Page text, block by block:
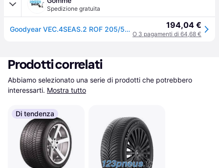
Spedizione gratuita
Goodyear VEC.4SEAS.2 ROF 205/55 VR16 91 V Run Flat 4 Stagioni 194,04 €
O 3 pagamenti di 64,68 €
Prodotti correlati
Abbiamo selezionato una serie di prodotti che potrebbero
interessarti. Mostra tutto
Di tendenza